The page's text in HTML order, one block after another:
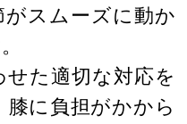
スムーズに動か
た適切な対応を
に負担がかから